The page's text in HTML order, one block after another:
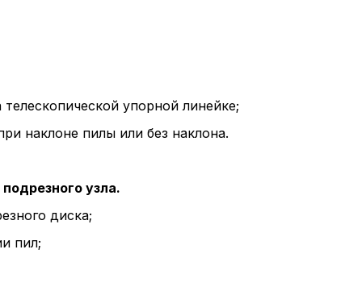
упорной линейке;
наклоне пилы или без наклона.
узла.
диска;
пил;